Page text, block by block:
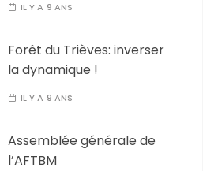
IL Y A 9 ANS
Forêt du Trièves: inverser
la dynamique !
IL Y A 9 ANS
Assemblée générale de
l’AFTBM